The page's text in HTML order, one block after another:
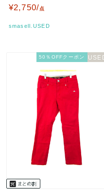
ス Mサイズ グレー Kap…
¥2,750/点
smasell.USED
50％OFFクーポン